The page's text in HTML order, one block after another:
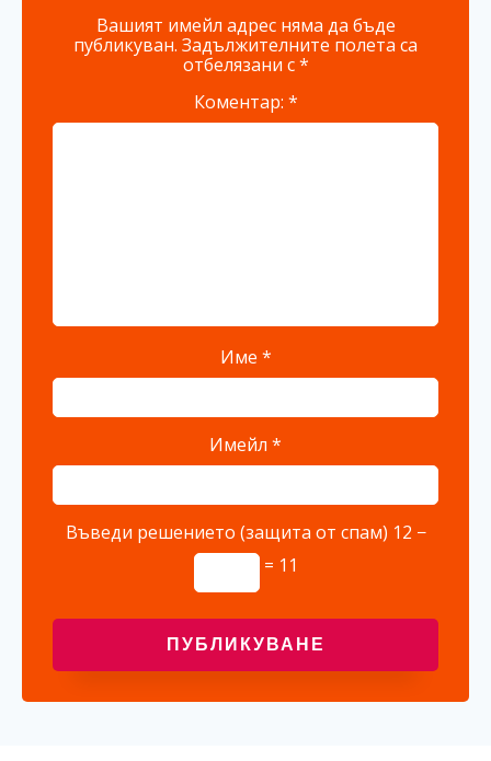
Вашият имейл адрес няма да бъде
публикуван. Задължителните полета са
отбелязани с*
Коментар: *
Име *
Имейл *
Въведи решението (защита от спам) 12 −
= 11